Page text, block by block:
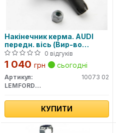
Накінечник керма. AUDI
передн. вісь (Вир-во
Lemferder) 0 відгуків
1 040 грн сьогодні
Артикул:
10073 02
LEMFORDER
КУПИТИ